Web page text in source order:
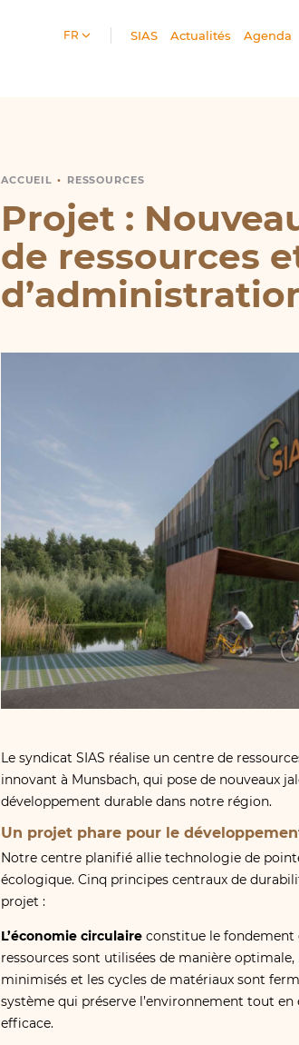
FR SIAS Actualités Agenda
ACCUEIL RESSOURCES
PROJET DE CENTRE DE RESSOURCES
Projet :
de ressources
Le syndicat SIAS réalise un centre de
innovant à Munsbach, qui pose de nouveaux
développement durable dans notre région.
Un projet phare pour le
Notre centre planifié allie technologie de
écologique. Cinq principes centraux de
projet :
L’économie circulaire constitue le fondement
ressources sont utilisées de manière optimale,
minimisés et les cycles de matériaux sont
système qui préserve l’environnement tout
efficace.